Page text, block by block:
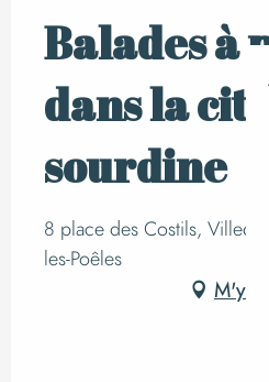
Balades à
dans la
sourdine
8 place des Costils,
les-Poêles
M'y